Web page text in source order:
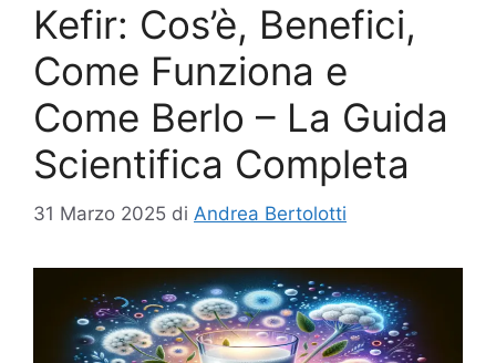
Kefir: Cos’è, Benefici,
Come Funziona e
Come Berlo – La Guida
Scientifica Completa
31 Marzo 2025 di Andrea Bertolotti